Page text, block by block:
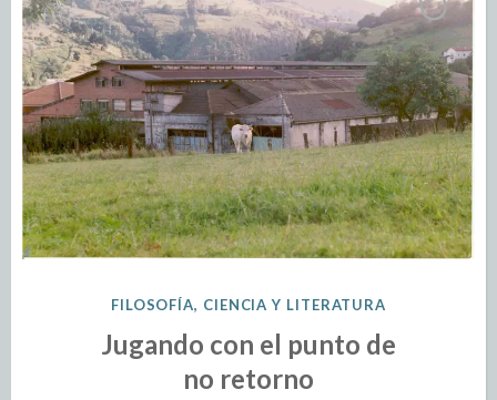
FILOSOFÍA, CIENCIA Y LITERATURA
Jugando con el punto de
no retorno